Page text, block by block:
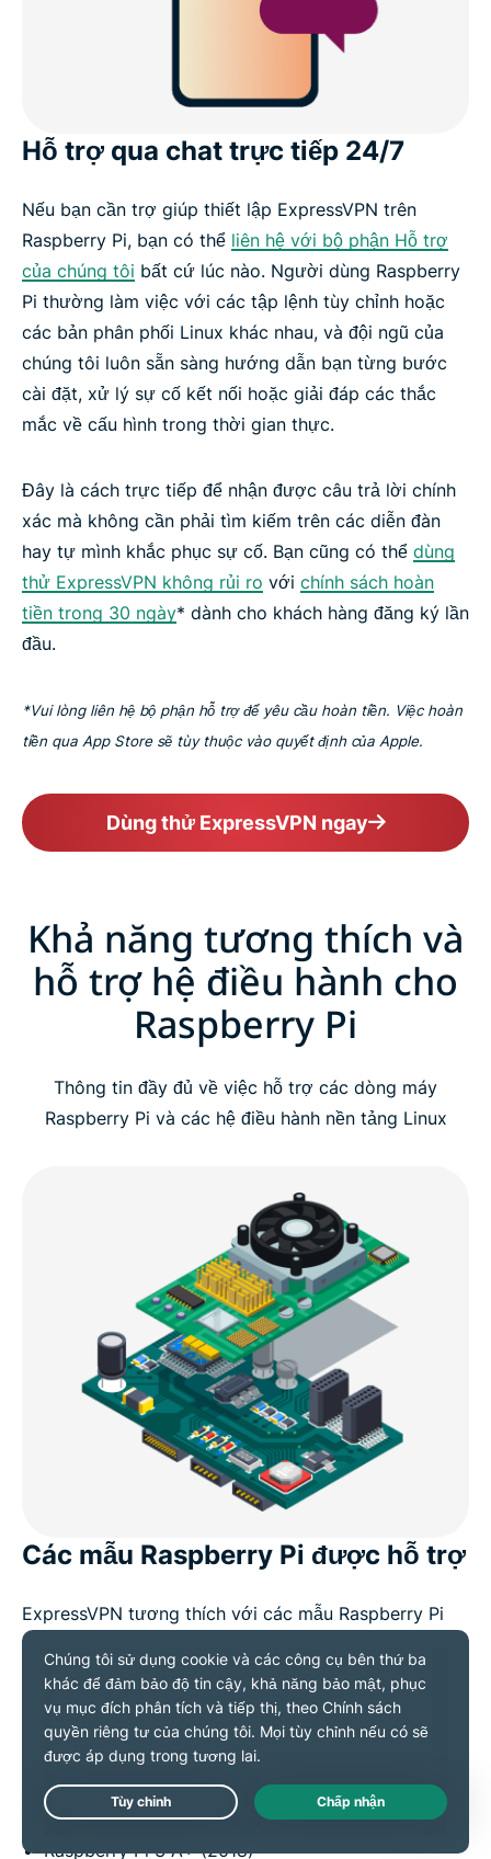
Hỗ trợ qua chat trực tiếp 24/7
Nếu bạn cần trợ giúp thiết lập ExpressVPN trên
Raspberry Pi, bạn có thể liên hệ với bộ phận Hỗ trợ
của chúng tôi bất cứ lúc nào. Người dùng Raspberry
Pi thường làm việc với các tập lệnh tùy chỉnh hoặc
các bản phân phối Linux khác nhau, và đội ngũ của
chúng tôi luôn sẵn sàng hướng dẫn bạn từng bước
cài đặt, xử lý sự cố kết nối hoặc giải đáp các thắc
mắc về cấu hình trong thời gian thực.
Đây là cách trực tiếp để nhận được câu trả lời chính
xác mà không cần phải tìm kiếm trên các diễn đàn
hay tự mình khắc phục sự cố. Bạn cũng có thể dùng
thử ExpressVPN không rủi ro với chính sách hoàn
tiền trong 30 ngày* dành cho khách hàng đăng ký lần
đầu.
*Vui lòng liên hệ bộ phận hỗ trợ để yêu cầu hoàn tiền. Việc hoàn
tiền qua App Store sẽ tùy thuộc vào quyết định của Apple.
Dùng thử ExpressVPN ngay
Khả năng tương thích và
hỗ trợ hệ điều hành cho
Raspberry Pi
Thông tin đầy đủ về việc hỗ trợ các dòng máy
Raspberry Pi và các hệ điều hành nền tảng Linux
Các mẫu Raspberry Pi được hỗ trợ
ExpressVPN tương thích với các mẫu Raspberry Pi
sau:
Raspberry Pi 2 (2015)
Raspberry Pi 3 (2016)
Raspberry Pi Zero WH (2018)
Raspberry Pi 3 B+ (2018)
Raspberry Pi 3 A+ (2018)
Live Chat